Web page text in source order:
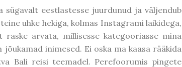
eestlastesse juurdunud ja väljendub
uhke hekiga, kolmas Instagrami laikidega,
arvata, millisesse kategooriasse mina
inimesed. Ei oska ma kaasa rääkida
Bali reisi teemadel. Perefoorumis pingete